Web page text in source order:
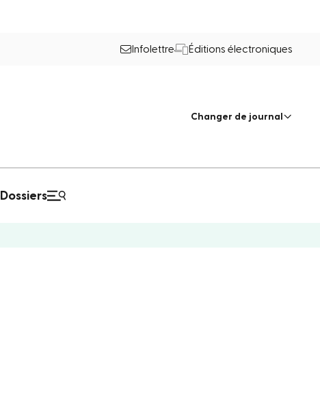
Infolettre Éditions électroniques
Changer de journal
Dossiers